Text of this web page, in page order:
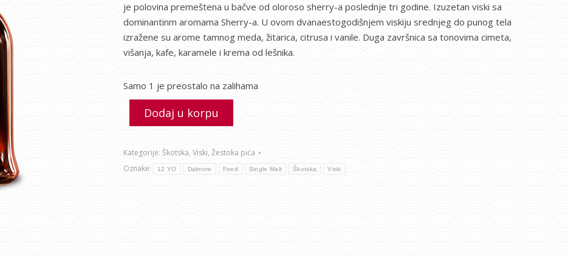
je polovina premeštena u bačve od oloroso sherry-a poslednje tri godine. Izuzetan viski sa
dominantinm aromama Sherry-a. U ovom dvanaestogodišnjem viskiju srednjeg do punog tela
izražene su arome tamnog meda, žitarica, citrusa i vanile. Duga završnica sa tonovima cimeta,
višanja, kafe, karamele i krema od lešnika.
Samo 1 je preostalo na zalihama
Dodaj u korpu
Kategorije: Škotska, Viski, Žestoka pića
Oznake:
12 YO Dalmore Feed Single Malt Škotska Viski